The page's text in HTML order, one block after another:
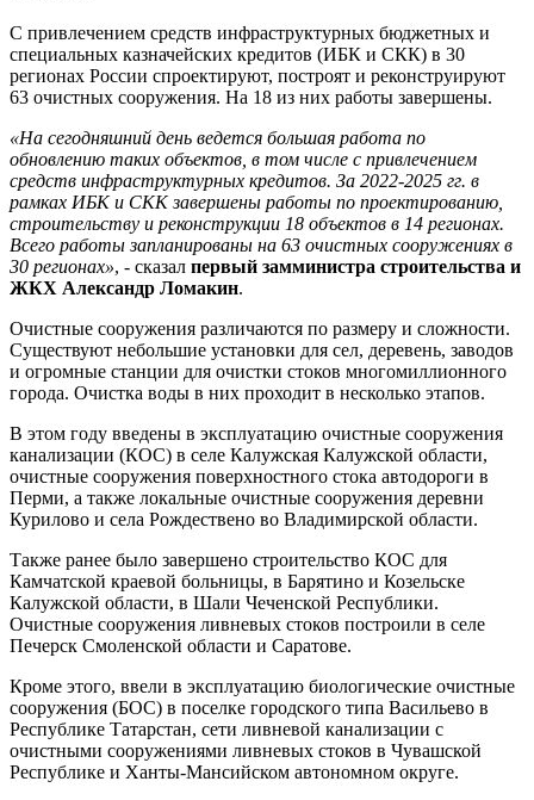
С привлечением средств инфраструктурных бюджетных и
специальных казначейских кредитов (ИБК и СКК) в 30
регионах России спроектируют, построят и реконструируют
63 очистных сооружения. На 18 из них работы завершены.
«На сегодняшний день ведется большая работа по
обновлению таких объектов, в том числе с привлечением
средств инфраструктурных кредитов. За 2022-2025 гг. в
рамках ИБК и СКК завершены работы по проектированию,
строительству и реконструкции 18 объектов в 14 регионах.
Всего работы запланированы на 63 очистных сооружениях в
30 регионах», - сказал первый замминистра строительства и
ЖКХ Александр Ломакин.
Очистные сооружения различаются по размеру и сложности.
Существуют небольшие установки для сел, деревень, заводов
и огромные станции для очистки стоков многомиллионного
города. Очистка воды в них проходит в несколько этапов.
В этом году введены в эксплуатацию очистные сооружения
канализации (КОС) в селе Калужская Калужской области,
очистные сооружения поверхностного стока автодороги в
Перми, а также локальные очистные сооружения деревни
Курилово и села Рождествено во Владимирской области.
Также ранее было завершено строительство КОС для
Камчатской краевой больницы, в Барятино и Козельске
Калужской области, в Шали Чеченской Республики.
Очистные сооружения ливневых стоков построили в селе
Печерск Смоленской области и Саратове.
Кроме этого, ввели в эксплуатацию биологические очистные
сооружения (БОС) в поселке городского типа Васильево в
Республике Татарстан, сети ливневой канализации с
очистными сооружениями ливневых стоков в Чувашской
Республике и Ханты-Мансийском автономном округе.